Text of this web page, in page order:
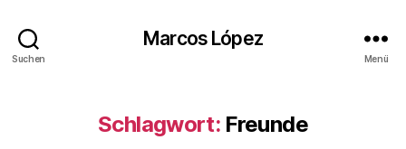
Suchen
Marcos López
Menü
Schlagwort: Freunde